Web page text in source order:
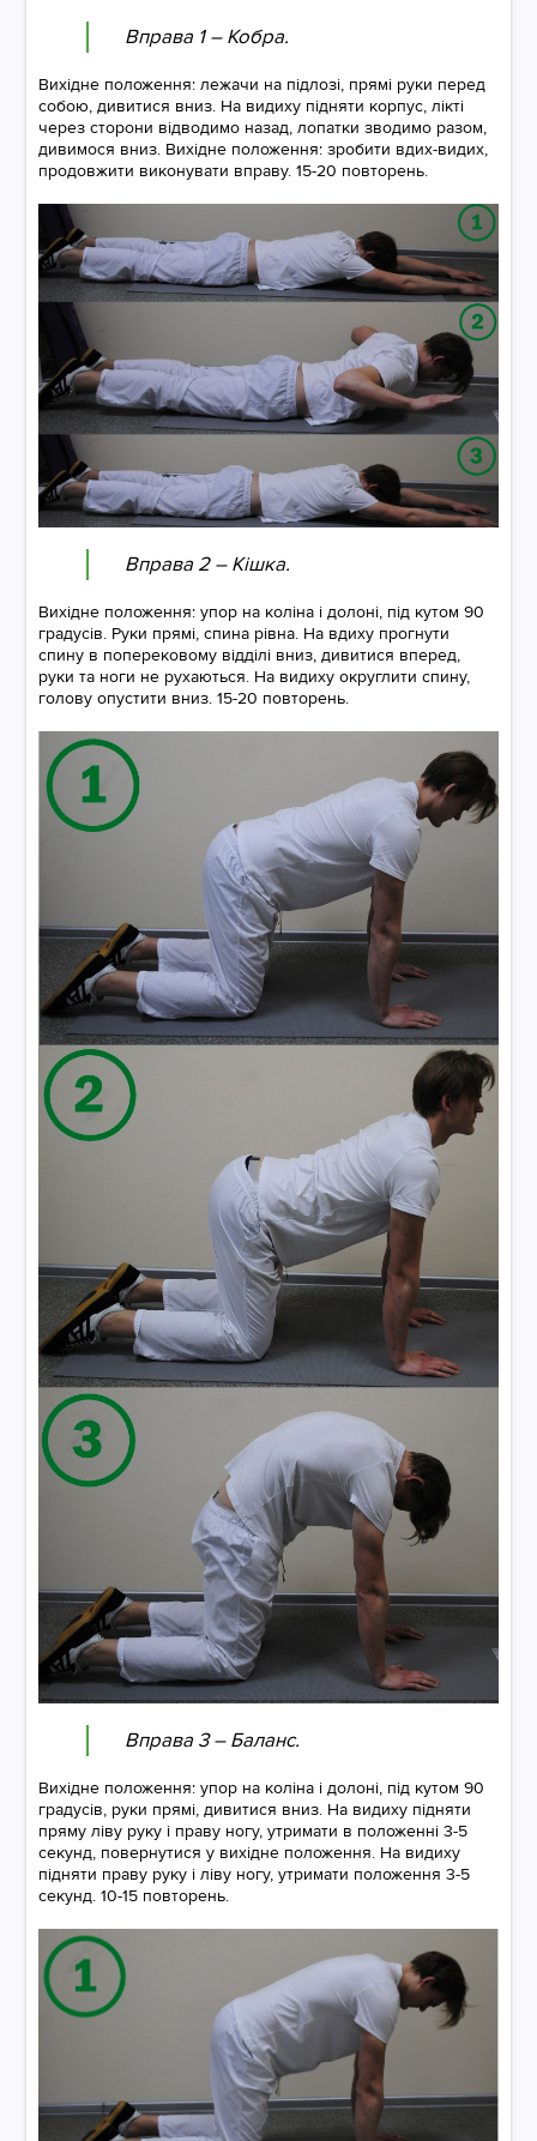
Вправа 1 – Кобра.
Вихідне положення: лежачи на підлозі, прямі руки перед
собою, дивитися вниз. На видиху підняти корпус, лікті
через сторони відводимо назад, лопатки зводимо разом,
дивимося вниз. Вихідне положення: зробити вдих-видих,
продовжити виконувати вправу. 15-20 повторень.
Вправа 2 – Кішка.
Вихідне положення: упор на коліна і долоні, під кутом 90
градусів. Руки прямі, спина рівна. На вдиху прогнути
спину в поперековому відділі вниз, дивитися вперед,
руки та ноги не рухаються. На видиху округлити спину,
голову опустити вниз. 15-20 повторень.
Вправа 3 – Баланс.
Вихідне положення: упор на коліна і долоні, під кутом 90
градусів, руки прямі, дивитися вниз. На видиху підняти
пряму ліву руку і праву ногу, утримати в положенні 3-5
секунд, повернутися у вихідне положення. На видиху
підняти праву руку і ліву ногу, утримати положення 3-5
секунд. 10-15 повторень.